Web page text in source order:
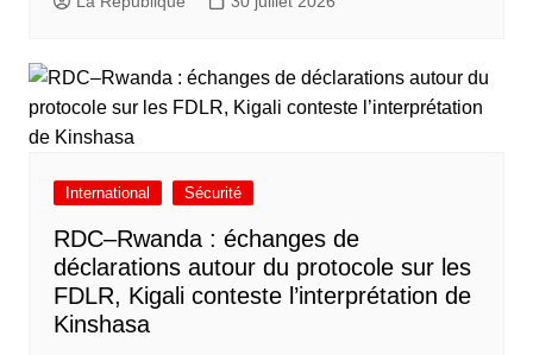
International Sécurité
RDC–Rwanda : échanges de
déclarations autour du protocole sur les
FDLR, Kigali conteste l’interprétation de
Kinshasa